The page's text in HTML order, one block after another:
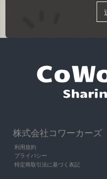
株式会社コワーカーズ
利用規約
プライバシー
特定商取引法に基づく表記